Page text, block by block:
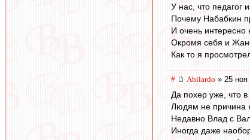
У нас, что педагог
Почему Набабкин
И очень интересно
Окромя себя и
Как то я
# Abilardo » 25 ноя
Да похер уже, что
Людям не причина
Недавно Влад с
Иногда даже